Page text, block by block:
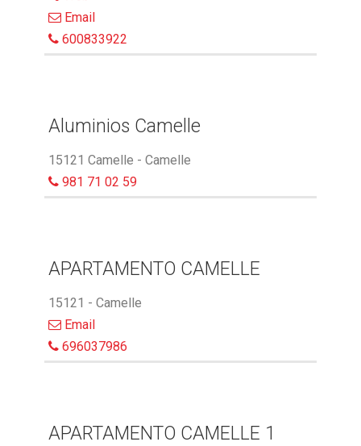
Email
600833922
Aluminios Camelle
15121 Camelle - Camelle
981 71 02 59
APARTAMENTO CAMELLE
15121 - Camelle
Email
696037986
APARTAMENTO CAMELLE 1